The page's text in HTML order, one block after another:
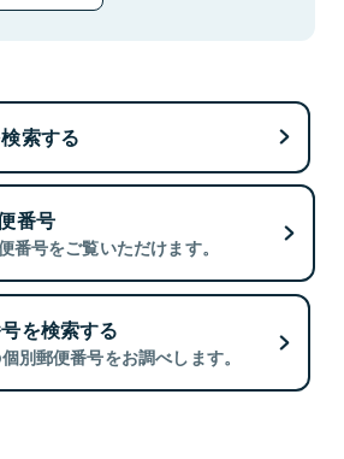
索する
番号
番号をご覧いただけます。
を検索する
別郵便番号をお調べします。